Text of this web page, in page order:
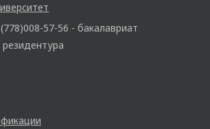
57-56 - бакалавриат